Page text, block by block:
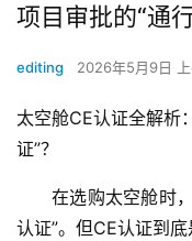
项目审批的“通行
editing 2026年5月9日
太空舱CE认证全解析
证”？
在选购太空舱时
认证”。但CE认证到